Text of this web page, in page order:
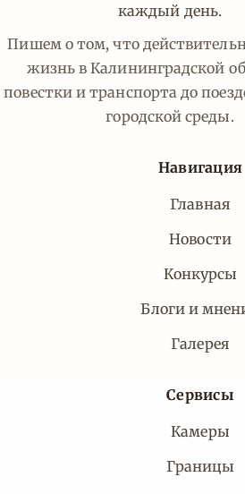
каждый день.
Пишем о том, что
жизнь в Калининградской
повестки и транспорта до
городской среды.
Навигация
Главная
Новости
Конкурсы
Блоги и
Галерея
Сервисы
Камеры
Границы